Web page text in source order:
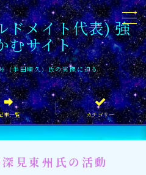
ドメイト代表) 強
むサイト
(半田晴久) 氏の実像に迫る
事一覧 カテゴリー
見東州氏の活動